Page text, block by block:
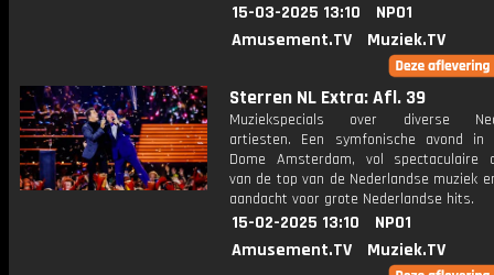
15-03-2025 13:10
NPO1
Amusement.TV
Muziek.TV
Sterren NL Extra: Afl. 39
Muziekspecials over diverse
artiesten. Een symfonische avond in
Dome Amsterdam, vol spectaculaire
van de top van de Nederlandse muziek
aandacht voor grote Nederlandse hits.
15-02-2025 13:10
NPO1
Amusement.TV
Muziek.TV